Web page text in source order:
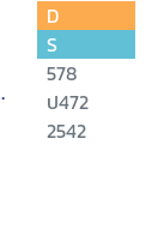
D
S
578
ป472
2542